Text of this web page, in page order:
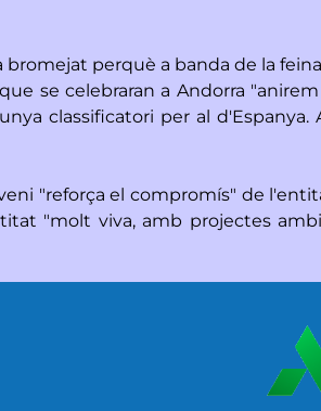
perquè a banda de la
se celebraran a Andorra
classificatori per al
"reforça el compromís" de
"molt viva, amb projectes